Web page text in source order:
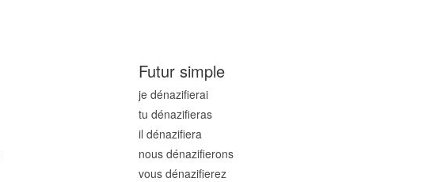
Futur simple
je dénazifierai
tu dénazifieras
il dénazifiera
nous dénazifierons
vous dénazifierez